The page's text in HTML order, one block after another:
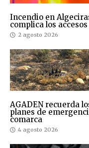
Incendio en
complica los
2 agosto 2026
AGADEN recuerda
planes de
comarca
4 agosto 2026